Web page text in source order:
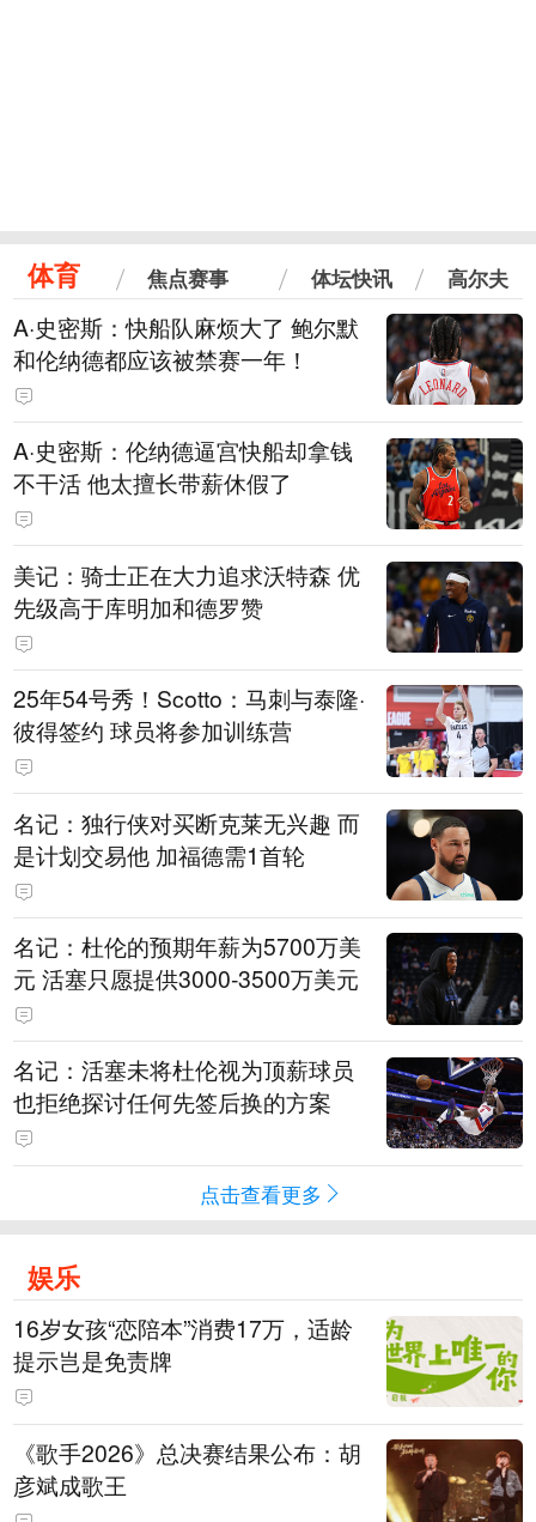
体育 焦点赛事 体坛快讯 高尔夫
A·史密斯：快船队麻烦大了 鲍尔默
和伦纳德都应该被禁赛一年！
A·史密斯：伦纳德逼宫快船却拿钱
不干活 他太擅长带薪休假了
美记：骑士正在大力追求沃特森 优
先级高于库明加和德罗赞
25年54号秀！Scotto：马刺与泰隆·
彼得签约 球员将参加训练营
名记：独行侠对买断克莱无兴趣 而
是计划交易他 加福德需1首轮
名记：杜伦的预期年薪为5700万美
元 活塞只愿提供3000-3500万美元
名记：活塞未将杜伦视为顶薪球员
也拒绝探讨任何先签后换的方案
点击查看更多
娱乐
16岁女孩“恋陪本”消费17万，适龄
提示岂是免责牌
《歌手2026》总决赛结果公布：胡
彦斌成歌王